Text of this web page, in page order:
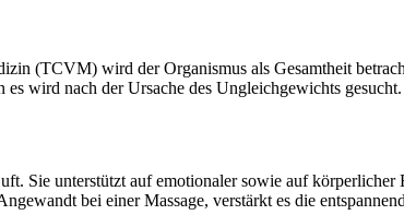
(TCVM) wird der Organismus als Gesamtheit
wird nach der Ursache des Ungleichgewichts gesucht.
Sie unterstützt auf emotionaler sowie auf
bei einer Massage, verstärkt es die